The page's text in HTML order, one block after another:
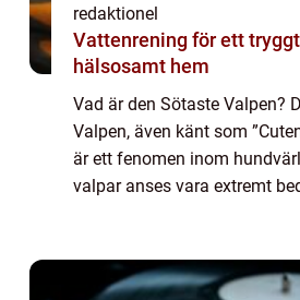
redaktionel
Vattenrening för ett
hälsosamt hem
Vad är den Sötaste Valpen?
Valpen, även känt som
är ett fenomen inom
valpar anses vara extremt